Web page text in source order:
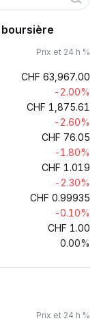
Prix et 24 h %
CHF 63,967.00
-2.00%
CHF 1,875.61
-2.60%
CHF 76.05
-1.80%
CHF 1.019
-2.30%
CHF 0.99935
-0.10%
CHF 1.00
0.00%
Prix et 24 h %